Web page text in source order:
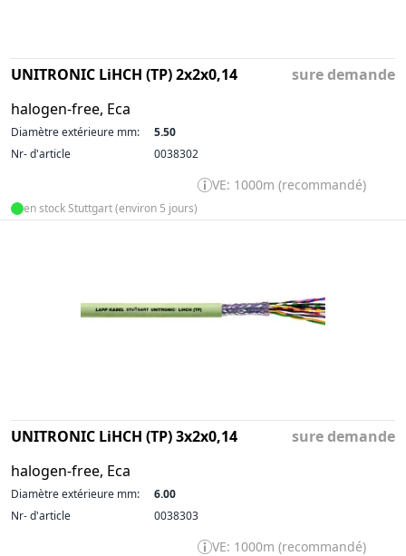
UNITRONIC LiHCH (TP) 2x2x0,14
halogen-free, Eca
sure demande
Diamètre extérieure mm:
5.50
Nr- d'article
0038302
VE: 1000m (recommandé)
en stock Stuttgart (environ 5 jours)
UNITRONIC LiHCH (TP) 3x2x0,14
halogen-free, Eca
sure demande
Diamètre extérieure mm:
6.00
Nr- d'article
0038303
VE: 1000m (recommandé)